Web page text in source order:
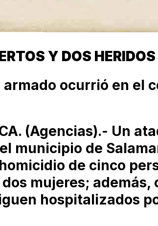
Y DOS HERIDOS
ocurrió en el
(Agencias).- Un
municipio de
de cinco
mujeres; además,
hospitalizados